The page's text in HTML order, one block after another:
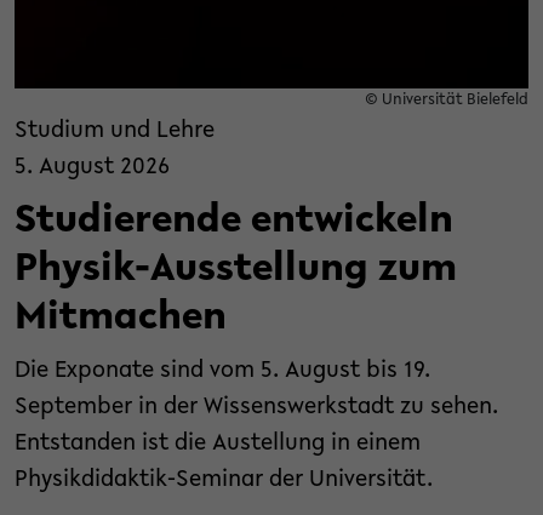
© Universität Bielefeld
Studium und Lehre
5. August 2026
Studierende entwickeln
Physik-Ausstellung zum
Mitmachen
Die Exponate sind vom 5. August bis 19.
September in der Wissenswerkstadt zu sehen.
Entstanden ist die Austellung in einem
Physikdidaktik-Seminar der Universität.